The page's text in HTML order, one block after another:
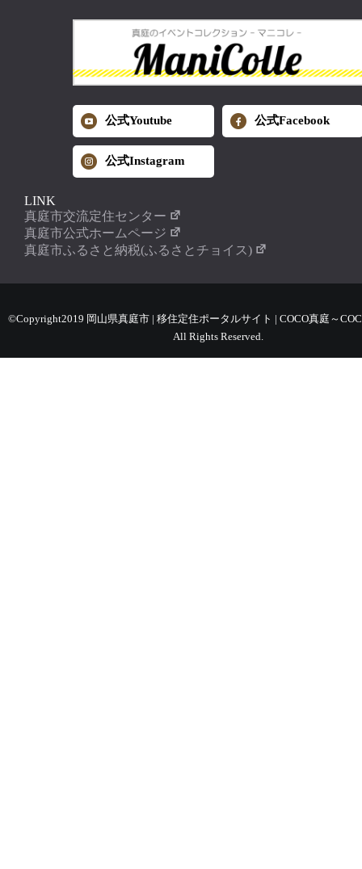
公式Youtube 公式Facebook
公式Instagram
LINK
真庭市交流定住センター
真庭市公式ホームページ
真庭市ふるさと納税(ふるさとチョイス)
©Copyright2019 岡山県真庭市 | 移住定住ポータルサイト | COCO真庭～
All Rights Reserved.